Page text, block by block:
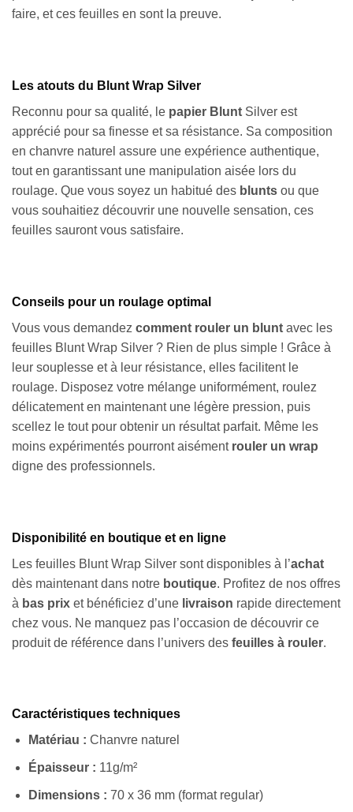
faire, et ces feuilles en sont la preuve.
Les atouts du Blunt Wrap Silver
Reconnu pour sa qualité, le papier Blunt Silver est
apprécié pour sa finesse et sa résistance. Sa composition
en chanvre naturel assure une expérience authentique,
tout en garantissant une manipulation aisée lors du
roulage. Que vous soyez un habitué des blunts ou que
vous souhaitiez découvrir une nouvelle sensation, ces
feuilles sauront vous satisfaire.
Conseils pour un roulage optimal
Vous vous demandez comment rouler un blunt avec les
feuilles Blunt Wrap Silver ? Rien de plus simple ! Grâce à
leur souplesse et à leur résistance, elles facilitent le
roulage. Disposez votre mélange uniformément, roulez
délicatement en maintenant une légère pression, puis
scellez le tout pour obtenir un résultat parfait. Même les
moins expérimentés pourront aisément rouler un wrap
digne des professionnels.
Disponibilité en boutique et en ligne
Les feuilles Blunt Wrap Silver sont disponibles à l’achat
dès maintenant dans notre boutique. Profitez de nos offres
à bas prix et bénéficiez d’une livraison rapide directement
chez vous. Ne manquez pas l’occasion de découvrir ce
produit de référence dans l’univers des feuilles à rouler.
Caractéristiques techniques
Matériau : Chanvre naturel
Épaisseur : 11g/m²
Dimensions : 70 x 36 mm (format regular)
Appliquer les filtres